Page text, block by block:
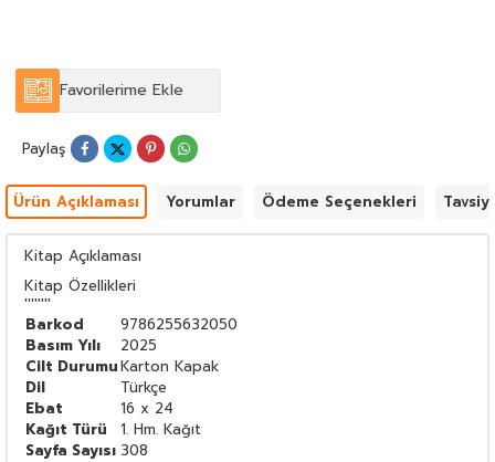
Favorilerime Ekle
Paylaş
Ürün Açıklaması Yorumlar Ödeme Seçenekleri
Kitap Açıklaması
Kitap Özellikleri
''''''''
Barkod
9786255632050
Basım Yılı
2025
Cilt DurumuKarton Kapak
Dil
Türkçe
Ebat
16 x 24
Kağıt Türü
1. Hm. Kağıt
Sayfa Sayısı 308